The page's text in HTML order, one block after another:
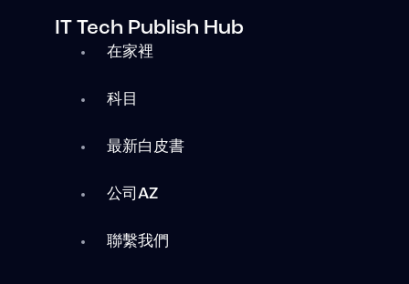
IT Tech Publish Hub
在家裡
科目
最新白皮書
公司AZ
聯繫我們